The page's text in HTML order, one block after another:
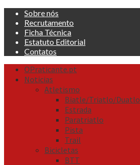
Skip
content
Sobre nós
Recrutamento
Ficha Técnica
Estatuto Editorial
Contatos
Primary
Menu
OPraticante.pt
Noticias
Atletismo
Biatle/Triatlo/Duatlo
Estrada
Paratriatlo
Pista
Trail
Bicicletas
BTT